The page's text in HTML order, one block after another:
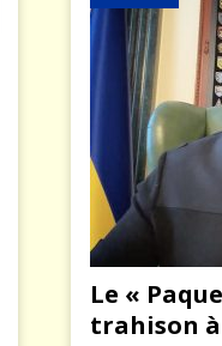
Le «
trahison à